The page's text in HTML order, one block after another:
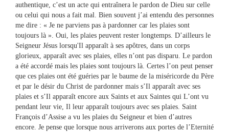
authentique, c’est un acte qui entraînera le pardon de Dieu sur celle
ou celui qui nous a fait mal. Bien souvent j’ai entendu des personnes
me dire : « Je ne parviens pas à pardonner car les plaies sont
toujours là ». Oui, les plaies peuvent rester longtemps. D’ailleurs le
Seigneur Jésus lorsqu'Il apparaît à ses apôtres, dans un corps
glorieux, apparaît avec ses plaies, elles n’ont pas disparu. Le pardon
a été accordé mais les plaies sont toujours là. Certes l’on peut penser
que ces plaies ont été guéries par le baume de la miséricorde du Père
et par le désir du Christ de pardonner mais s’Il apparaît avec ses
plaies et s’Il apparaît encore aux Saints et aux Saintes qui L’ont vu
pendant leur vie, Il leur apparaît toujours avec ses plaies. Saint
François d’Assise a vu les plaies du Seigneur et bien d’autres
encore. Je pense que lorsque nous arriverons aux portes de l’Eternité